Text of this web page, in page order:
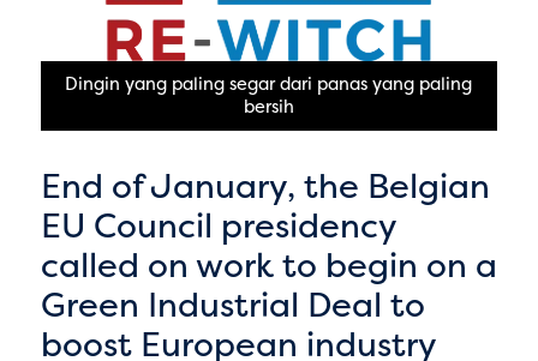
Dingin yang paling segar dari panas yang paling
bersih
End of January, the Belgian
EU Council presidency
called on work to begin on a
Green Industrial Deal to
boost European industry